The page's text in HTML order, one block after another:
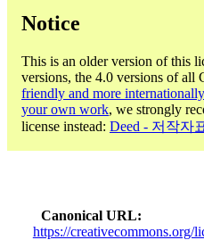
Notice
This is an older version of this
versions, the 4.0 versions of all
friendly and more
your own work, we strongly
license instead: Deed - 저작자
Canonical URL
https://creativecommons.org/